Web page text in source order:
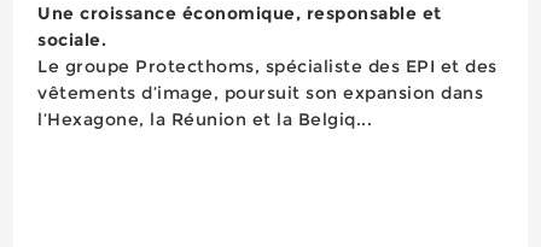
Une croissance économique, responsable et
sociale.
Le groupe Protecthoms, spécialiste des EPI et des
vêtements d’image, poursuit son expansion dans
l’Hexagone, la Réunion et la Belgiq...